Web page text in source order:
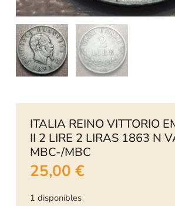
ITALIA REINO VITTORIO
II 2 LIRE 2 LIRAS 1863 N
MBC-/MBC
25,00 €
1 disponibles